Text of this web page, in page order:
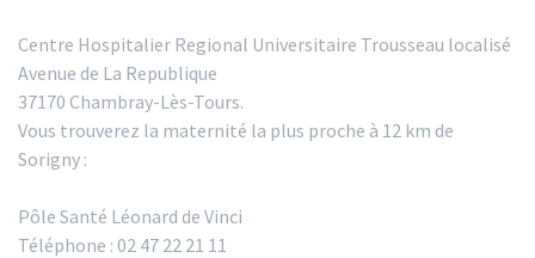
Centre Hospitalier Regional Universitaire Trousseau localisé
Avenue de La Republique
37170 Chambray-Lès-Tours.
Vous trouverez la maternité la plus proche à 12 km de
Sorigny :
Pôle Santé Léonard de Vinci
Téléphone : 02 47 22 21 11